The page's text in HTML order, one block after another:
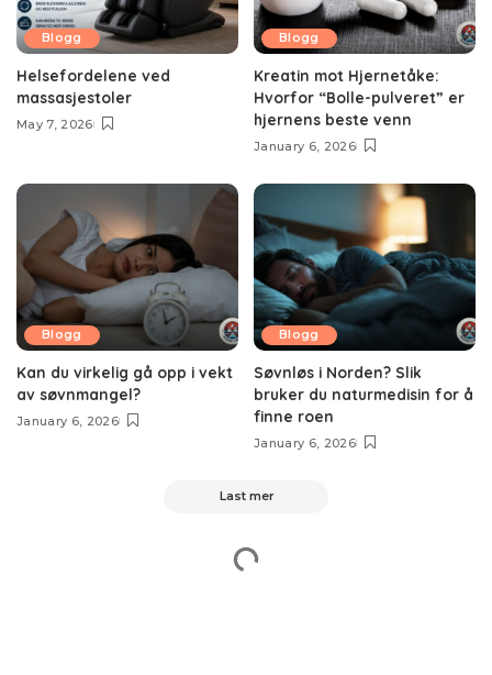
Blogg
Helsefordelene ved
massasjestoler
May 7, 2026
Blogg
Kreatin mot Hjernetåke:
Hvorfor “Bolle-pulveret” er
hjernens beste venn
January 6, 2026
Blogg
Kan du virkelig gå opp i vekt
av søvnmangel?
January 6, 2026
Blogg
Søvnløs i Norden? Slik
bruker du naturmedisin for å
finne roen
January 6, 2026
Last mer